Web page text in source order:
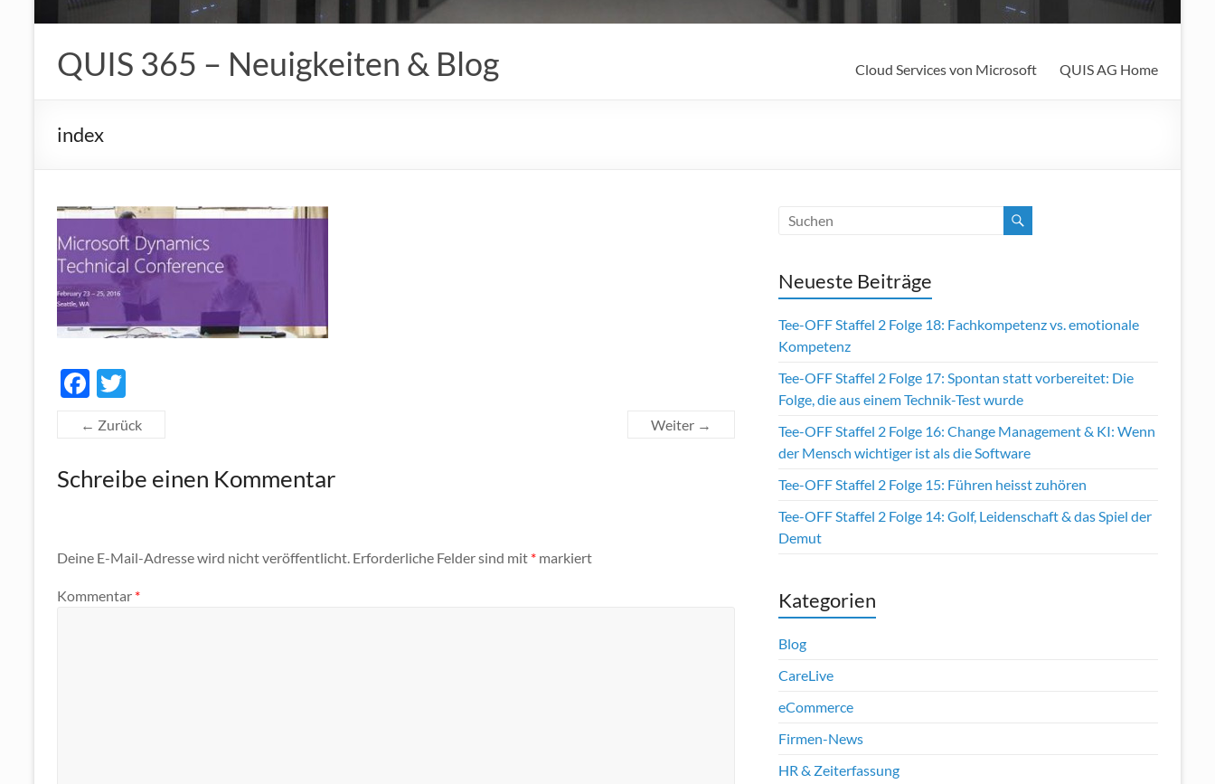
QUIS 365 – Neuigkeiten & Blog Cloud Services von Microsoft QUIS AG Home
index
F
ac
e
b
o
k
w
itt
er
← Zurück Weiter →
Schreibe einen Kommentar
Deine E-Mail-Adresse wird nicht veröffentlicht. Erforderliche Felder sind mit * markiert
Kommentar *
Neueste Beiträge
Tee-OFF Staffel 2 Folge 18: Fachkompetenz vs. emotionale
Kompetenz
Tee-OFF Staffel 2 Folge 17: Spontan statt vorbereitet: Die
Folge, die aus einem Technik-Test wurde
Tee-OFF Staffel 2 Folge 16: Change Management & KI: Wenn
der Mensch wichtiger ist als die Software
Tee-OFF Staffel 2 Folge 15: Führen heisst zuhören
Tee-OFF Staffel 2 Folge 14: Golf, Leidenschaft & das Spiel der
Demut
Kategorien
Blog
CareLive
eCommerce
Firmen-News
HR & Zeiterfassung